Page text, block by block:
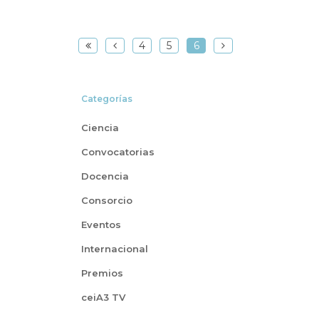
4 5 6
Categorías
Ciencia
Convocatorias
Docencia
Consorcio
Eventos
Internacional
Premios
ceiA3 TV